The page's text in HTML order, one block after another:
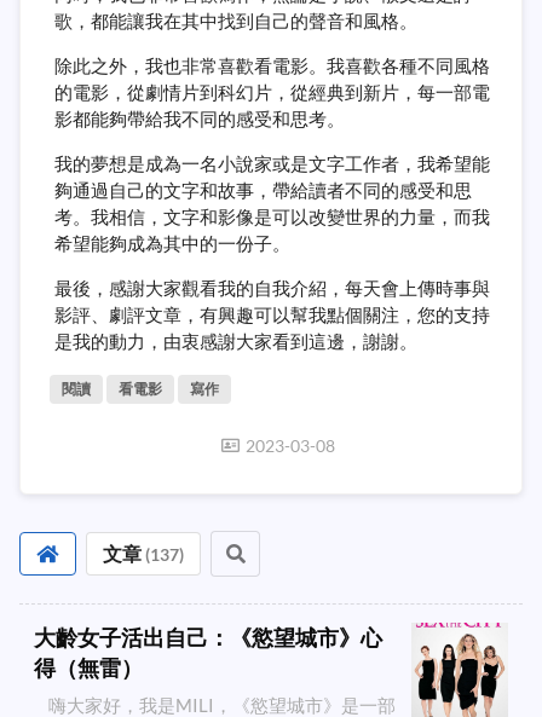
歌，都能讓我在其中找到自己的聲音和風格。
除此之外，我也非常喜歡看電影。我喜歡各種不同風格
的電影，從劇情片到科幻片，從經典到新片，每一部電
影都能夠帶給我不同的感受和思考。
我的夢想是成為一名小說家或是文字工作者，我希望能
夠通過自己的文字和故事，帶給讀者不同的感受和思
考。我相信，文字和影像是可以改變世界的力量，而我
希望能夠成為其中的一份子。
最後，感謝大家觀看我的自我介紹，每天會上傳時事與
影評、劇評文章，有興趣可以幫我點個關注，您的支持
是我的動力，由衷感謝大家看到這邊，謝謝。
閱讀 看電影 寫作
2023-03-08
文章(137)
大齡女子活出自己：《慾望城市》心
得（無雷）
嗨大家好，我是MILI，《慾望城市》是一部